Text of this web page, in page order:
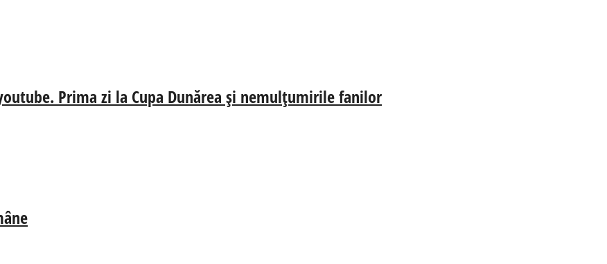
Prima zi la Cupa Dunărea și nemulțumirile fanilor